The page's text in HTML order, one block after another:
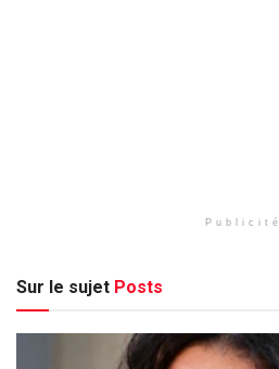
Publicité
Sur le sujet Posts